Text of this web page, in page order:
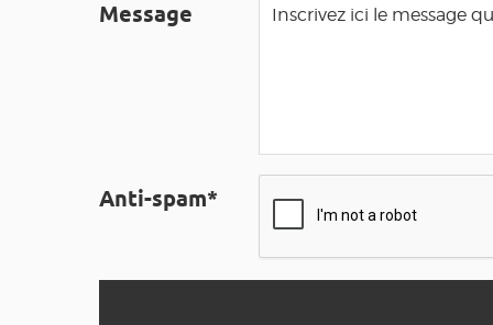
Message
Anti-spam*